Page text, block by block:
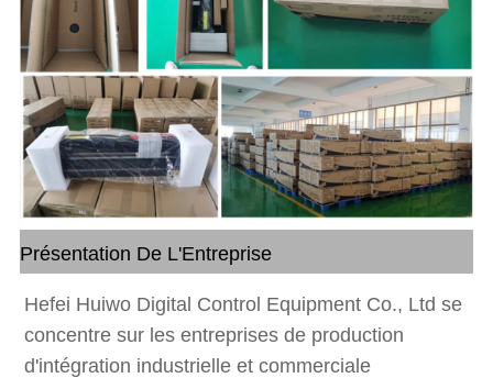
Présentation De L'Entreprise
Hefei Huiwo Digital Control Equipment Co., Ltd se
concentre sur les entreprises de production
d'intégration industrielle et commerciale